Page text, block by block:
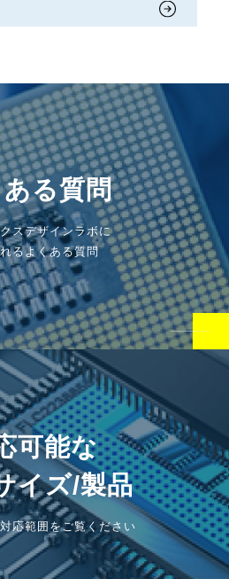
る質問
スデザインラボに
るよくある質問
可能な
イズ/製品
応範囲をご覧ください